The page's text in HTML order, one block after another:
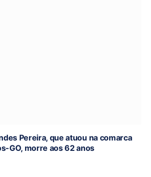
Pereira, que atuou na comarca
GO, morre aos 62 anos